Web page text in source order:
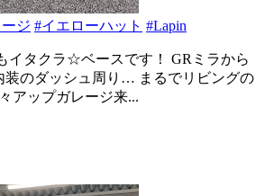
ジ #イエローハット #Lapin
イタクラ☆ベースです！ GRミラから
装のダッシュ周り… まるでリビングの
アップガレージ来...